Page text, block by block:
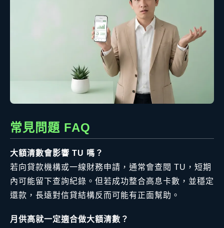
常見問題 FAQ
大額清數會影響 TU 嗎？
若向貸款機構或一線財務申請，通常會查閱 TU，短期
內可能留下查詢紀錄。但若成功整合高息卡數，並穩定
還款，長遠對信貸結構反而可能有正面幫助。
月供高就一定適合做大額清數？